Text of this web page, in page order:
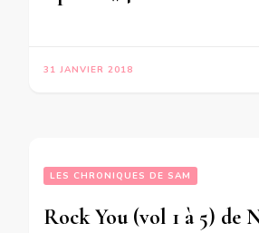
31 JANVIER 2018
LES CHRONIQUES DE SAM
Rock You (vol 1 à 5) de